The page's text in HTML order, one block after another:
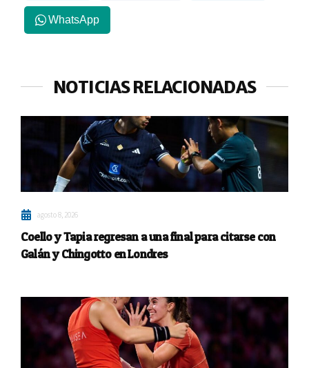
WhatsApp
NOTICIAS RELACIONADAS
agosto 8, 2026
Coello y Tapia regresan a una final para citarse con
Galán y Chingotto en Londres